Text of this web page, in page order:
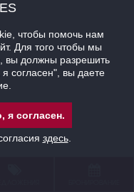
чтобы помочь нам
Для того чтобы мы
вы должны разрешить
согласен", вы даете
я согласен.
здесь.